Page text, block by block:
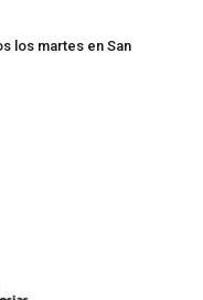
los martes en San